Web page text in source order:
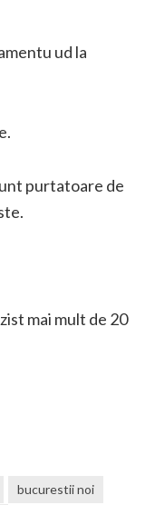
ud la
purtatoare de
mai mult de 20
bucurestii noi